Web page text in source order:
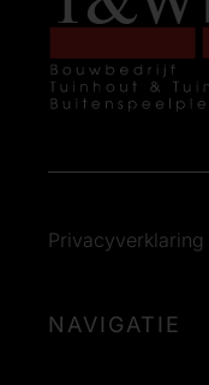
Privacyverklaring
NAVIGATIE